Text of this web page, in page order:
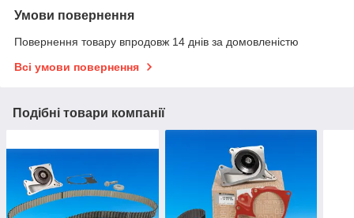
Умови повернення
Повернення товару впродовж 14 днів за домовленістю
Всі умови повернення
Подібні товари компанії